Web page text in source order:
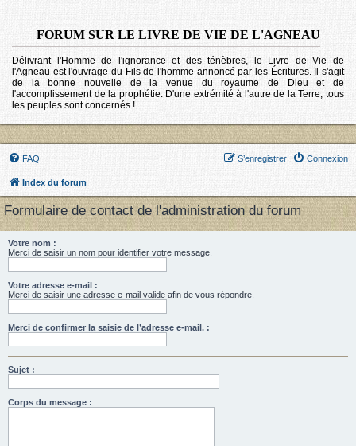
FORUM SUR LE LIVRE DE VIE DE L'AGNEAU
Délivrant l'Homme de l'ignorance et des ténèbres, le Livre de Vie de
l'Agneau est l'ouvrage du Fils de l'homme annoncé par les Écritures. Il s'agit
de la bonne nouvelle de la venue du royaume de Dieu et de
l'accomplissement de la prophétie. D'une extrémité à l'autre de la Terre, tous
les peuples sont concernés !
FAQ Connexion
S’enregistrer
Index du forum
Formulaire de contact de l'administration du forum
Votre nom :
Merci de saisir un nom pour identifier votre message.
Votre adresse e-mail :
Merci de saisir une adresse e-mail valide afin de vous répondre.
Merci de confirmer la saisie de l’adresse e-mail. :
Sujet :
Corps du message :